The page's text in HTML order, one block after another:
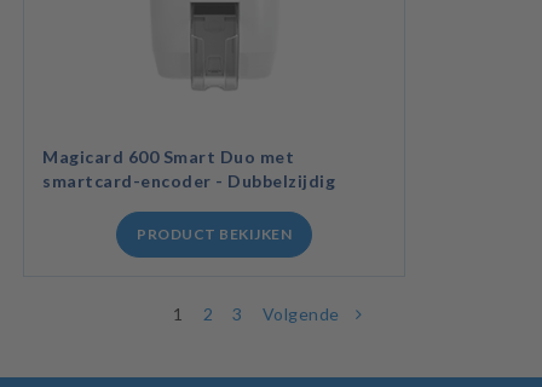
Magicard 600 Smart Duo met
smartcard-encoder - Dubbelzijdig
PRODUCT BEKIJKEN
1 2 3 Volgende